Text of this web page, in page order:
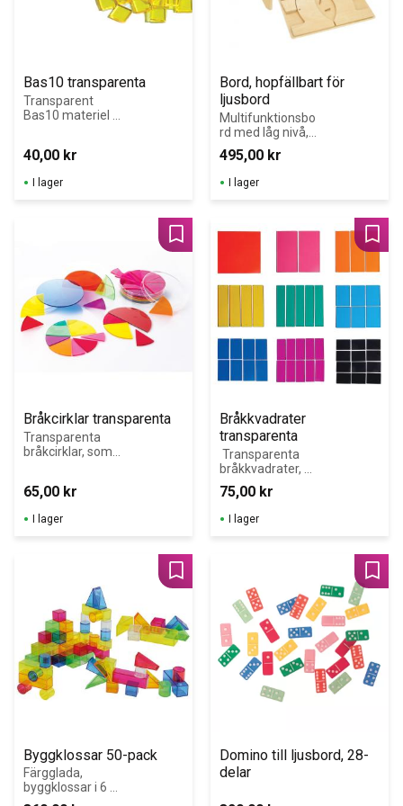
Bas10 transparenta
Transparent
Bas10 materiel i
40,00 kr
I lager
Bord, hopfällbart för
ljusbord
Multifunktionsbo
rd med låg nivå,
idealisk höjd för
yngre barn.
495,00 kr
I lager
Bråkcirklar transparenta
Transparenta
bråkcirklar, som
1/2, 1/3, 1/4,
1/10, 1/12.
65,00 kr
Lägg till i favoriter
I lager
Bråkkvadrater
transparenta
Transparenta
bråkkvadrater,
som illustrerar
följande delar: 1,
1/2, 1/3, 1/4,
1/5, 1/6, 1/8,
75,00 kr
I lager
Byggklossar 50-pack
Färgglada,
byggklossar i 6
färger och
Lägg till i favoriter
Domino till ljusbord, 28-
delar